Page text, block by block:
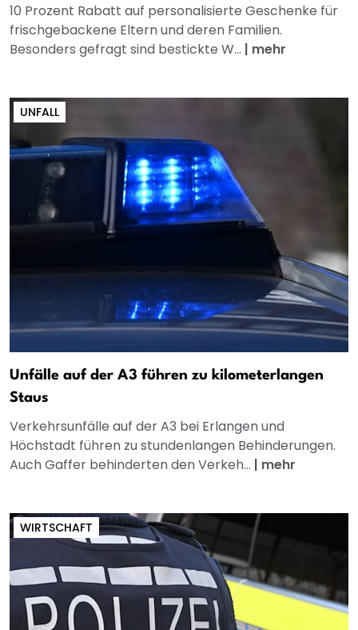
10 Prozent Rabatt auf personalisierte Geschenke für
frischgebackene Eltern und deren Familien.
Besonders gefragt sind bestickte W... | mehr
UNFALL
Unfälle auf der A3 führen zu kilometerlangen
Staus
Verkehrsunfälle auf der A3 bei Erlangen und
Höchstadt führen zu stundenlangen Behinderungen.
Auch Gaffer behinderten den Verkeh... | mehr
WIRTSCHAFT